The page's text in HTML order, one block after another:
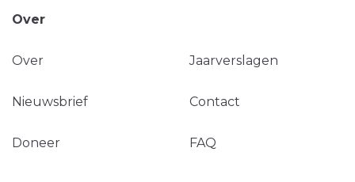
Over
Over Jaarverslagen
Nieuwsbrief Contact
Doneer FAQ